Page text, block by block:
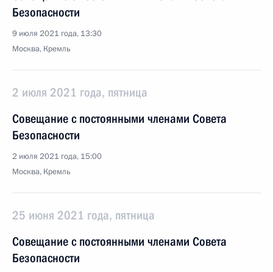
Безопасности
9 июля 2021 года, 13:30
Москва, Кремль
2 июля 2021 года, пятница
Совещание с постоянными членами Совета
Безопасности
2 июля 2021 года, 15:00
Москва, Кремль
25 июня 2021 года, пятница
Совещание с постоянными членами Совета
Безопасности